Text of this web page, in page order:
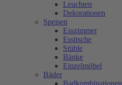
Leuchten
Dekorationen
Speisen
Esszimmer
Esstische
Stühle
Bänke
Einzelmöbel
Bäder
Badkombinationen